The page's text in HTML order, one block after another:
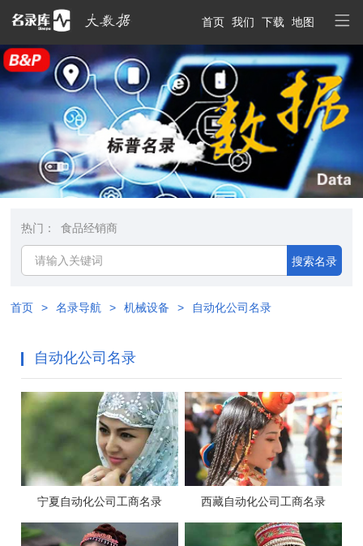
首页 我们 下载 地图
热门： 食品经销商
搜索名录
首页 > 名录导航 > 机械设备 > 自动化公司名录
自动化公司名录
宁夏自动化公司工商名录 西藏自动化公司工商名录